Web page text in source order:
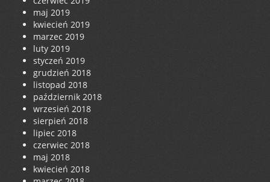
maj 2019
kwiecień 2019
marzec 2019
luty 2019
styczeń 2019
grudzień 2018
listopad 2018
październik 2018
wrzesień 2018
sierpień 2018
lipiec 2018
czerwiec 2018
maj 2018
kwiecień 2018